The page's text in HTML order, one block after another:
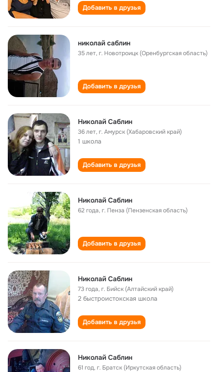
Добавить в друзья
николай саблин
35 лет,г. Новотроицк (Оренбургская область)
Добавить в друзья
Николай Саблин
36 лет,г. Амурск (Хабаровский край)
1 школа
Добавить в друзья
Николай Саблин
62 года,г. Пенза (Пензенская область)
Добавить в друзья
Николай Саблин
73 года,г. Бийск (Алтайский край)
2 быстроистокская школа
Добавить в друзья
Николай Саблин
61 год,г. Братск (Иркутская область)